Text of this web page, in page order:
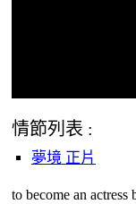
情節列表 :
夢境 正片
to become an actress